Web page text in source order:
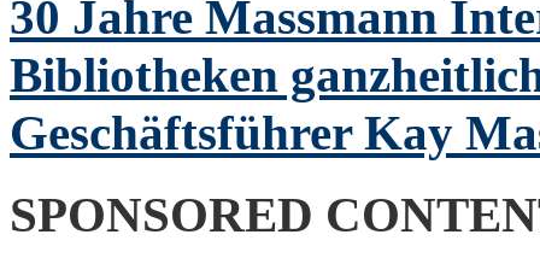
30 Jahre Massmann
Bibliotheken
Geschäftsführer Kay
SPONSORED